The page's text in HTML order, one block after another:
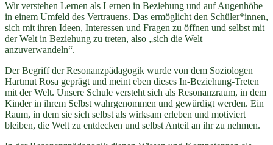
Wir verstehen Lernen als Lernen in Beziehung und auf Augenhöhe
in einem Umfeld des Vertrauens. Das ermöglicht den Schüler*innen,
sich mit ihren Ideen, Interessen und Fragen zu öffnen und selbst mit
der Welt in Beziehung zu treten, also „sich die Welt
anzuverwandeln“.
Der Begriff der Resonanzpädagogik wurde von dem Soziologen
Hartmut Rosa geprägt und meint eben dieses In-Beziehung-Treten
mit der Welt. Unsere Schule versteht sich als Resonanzraum, in dem
Kinder in ihrem Selbst wahrgenommen und gewürdigt werden. Ein
Raum, in dem sie sich selbst als wirksam erleben und motiviert
bleiben, die Welt zu entdecken und selbst Anteil an ihr zu nehmen.